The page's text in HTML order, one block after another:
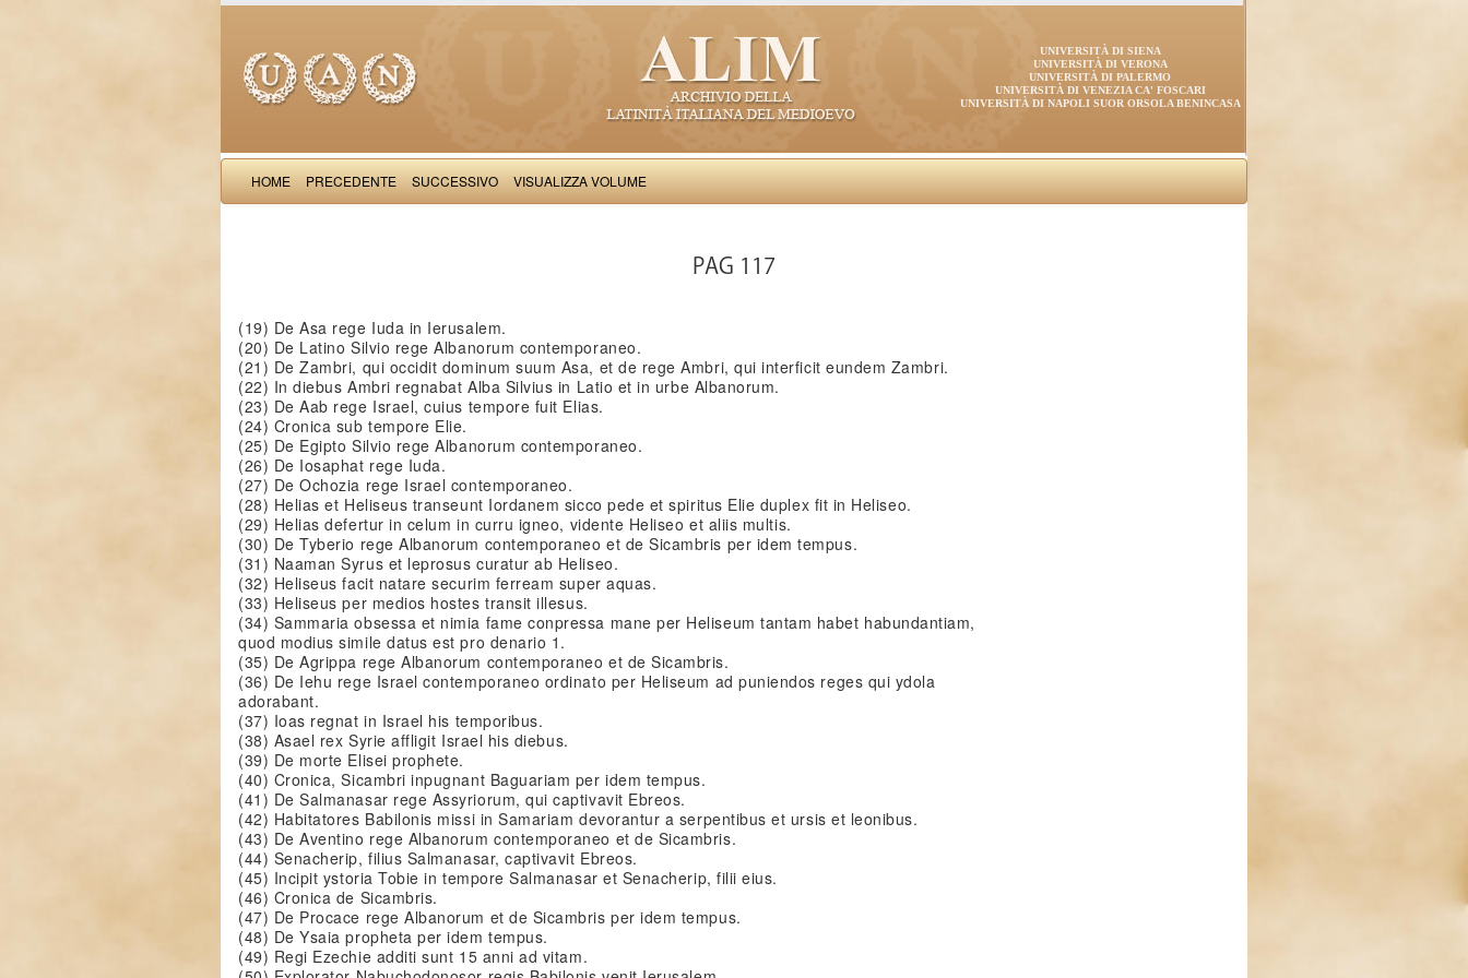
UNIVERSITÀ DI SIENA
UNIVERSITÀ DI VERONA
UNIVERSITÀ DI PALERMO
UNIVERSITÀ DI VENEZIA CA' FOSCARI
UNIVERSITÀ DI NAPOLI SUOR ORSOLA BENINCASA
HOME PRECEDENTE SUCCESSIVO VISUALIZZA VOLUME
PAG 117
(19) De Asa rege Iuda in Ierusalem.
(20) De Latino Silvio rege Albanorum contemporaneo.
(21) De Zambri, qui occidit dominum suum Asa, et de rege Ambri, qui interficit eundem Zambri.
(22) In diebus Ambri regnabat Alba Silvius in Latio et in urbe Albanorum.
(23) De Aab rege Israel, cuius tempore fuit Elias.
(24) Cronica sub tempore Elie.
(25) De Egipto Silvio rege Albanorum contemporaneo.
(26) De Iosaphat rege Iuda.
(27) De Ochozia rege Israel contemporaneo.
(28) Helias et Heliseus transeunt Iordanem sicco pede et spiritus Elie duplex fit in Heliseo.
(29) Helias defertur in celum in curru igneo, vidente Heliseo et aliis multis.
(30) De Tyberio rege Albanorum contemporaneo et de Sicambris per idem tempus.
(31) Naaman Syrus et leprosus curatur ab Heliseo.
(32) Heliseus facit natare securim ferream super aquas.
(33) Heliseus per medios hostes transit illesus.
(34) Sammaria obsessa et nimia fame conpressa mane per Heliseum tantam habet habundantiam,
quod modius simile datus est pro denario 1.
(35) De Agrippa rege Albanorum contemporaneo et de Sicambris.
(36) De Iehu rege Israel contemporaneo ordinato per Heliseum ad puniendos reges qui ydola
adorabant.
(37) Ioas regnat in Israel his temporibus.
(38) Asael rex Syrie affligit Israel his diebus.
(39) De morte Elisei prophete.
(40) Cronica, Sicambri inpugnant Baguariam per idem tempus.
(41) De Salmanasar rege Assyriorum, qui captivavit Ebreos.
(42) Habitatores Babilonis missi in Samariam devorantur a serpentibus et ursis et leonibus.
(43) De Aventino rege Albanorum contemporaneo et de Sicambris.
(44) Senacherip, filius Salmanasar, captivavit Ebreos.
(45) Incipit ystoria Tobie in tempore Salmanasar et Senacherip, filii eius.
(46) Cronica de Sicambris.
(47) De Procace rege Albanorum et de Sicambris per idem tempus.
(48) De Ysaia propheta per idem tempus.
(49) Regi Ezechie additi sunt 15 anni ad vitam.